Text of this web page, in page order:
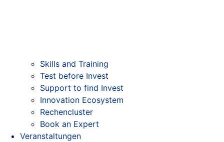
Skills and Training
Test before Invest
Support to find Invest
Innovation Ecosystem
Rechencluster​
Book an Expert
Veranstaltungen